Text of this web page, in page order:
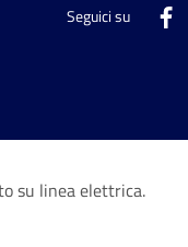
Seguici su
su linea elettrica.